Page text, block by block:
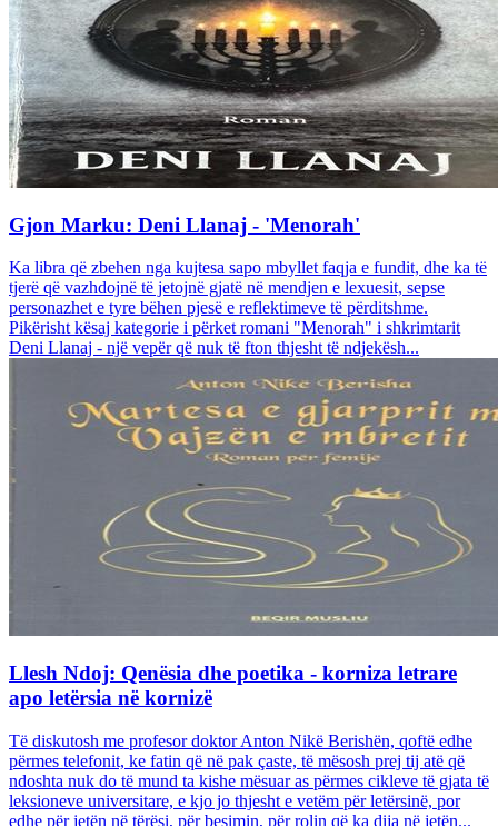
Gjon Marku: Deni Llanaj - 'Menorah'
Ka libra që zbehen nga kujtesa sapo mbyllet faqja e fundit, dhe ka të
tjerë që vazhdojnë të jetojnë gjatë në mendjen e lexuesit, sepse
personazhet e tyre bëhen pjesë e reflektimeve të përditshme.
Pikërisht kësaj kategorie i përket romani "Menorah" i shkrimtarit
Deni Llanaj - një vepër që nuk të fton thjesht të ndjekësh...
Llesh Ndoj: Qenësia dhe poetika - korniza letrare
apo letërsia në kornizë
Të diskutosh me profesor doktor Anton Nikë Berishën, qoftë edhe
përmes telefonit, ke fatin që në pak çaste, të mësosh prej tij atë që
ndoshta nuk do të mund ta kishe mësuar as përmes cikleve të gjata të
leksioneve universitare, e kjo jo thjesht e vetëm për letërsinë, por
edhe për jetën në tërësi, për besimin, për rolin që ka dija në jetën...